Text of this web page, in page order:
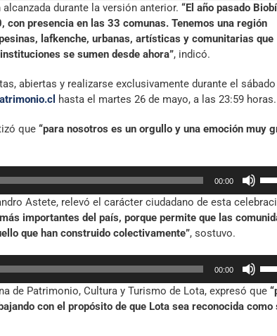
de
o
el
durante la versión anterior. “El año pasado
presencia en las 33 comunas. Tenemos una región
lafkenche, urbanas, artísticas y comunitarias que
se sumen desde ahora”, indicó.
abiertas y realizarse exclusivamente durante el
hasta el martes 26 de mayo, a las 23:59 horas.
que “para nosotros es un orgullo y una emoción muy
00:00
de
o
Astete, relevó el carácter ciudadano de esta
importantes del país, porque permite que las
que han construido colectivamente”, sostuvo.
00:00
de
de Patrimonio, Cultura y Turismo de Lota, expresó que
con el propósito de que Lota sea reconocida como